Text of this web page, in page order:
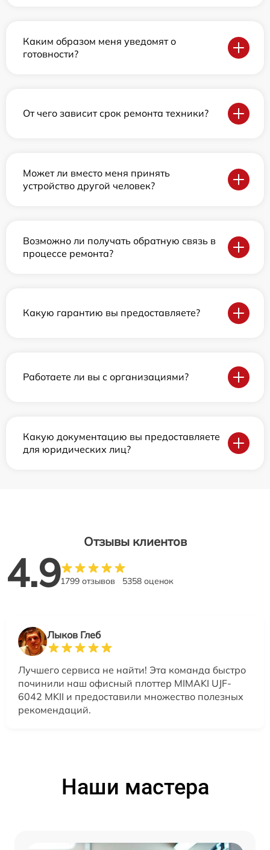
Каким образом меня уведомят о
готовности?
От чего зависит срок ремонта техники?
Может ли вместо меня принять
устройство другой человек?
Возможно ли получать обратную связь в
процессе ремонта?
Какую гарантию вы предоставляете?
Работаете ли вы с организациями?
Какую документацию вы предоставляете
для юридических лиц?
Отзывы клиентов
4.91799 отзывов 5358 оценок
Лыков Глеб
Лучшего сервиса не найти! Эта команда быстро
починили наш офисный плоттер MIMAKI UJF-
6042 MKII и предоставили множество полезных
рекомендаций.
Наши мастера